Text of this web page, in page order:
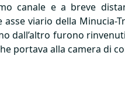
canale e a breve
asse viario della Minucia-
dall’altro furono
portava alla camera di